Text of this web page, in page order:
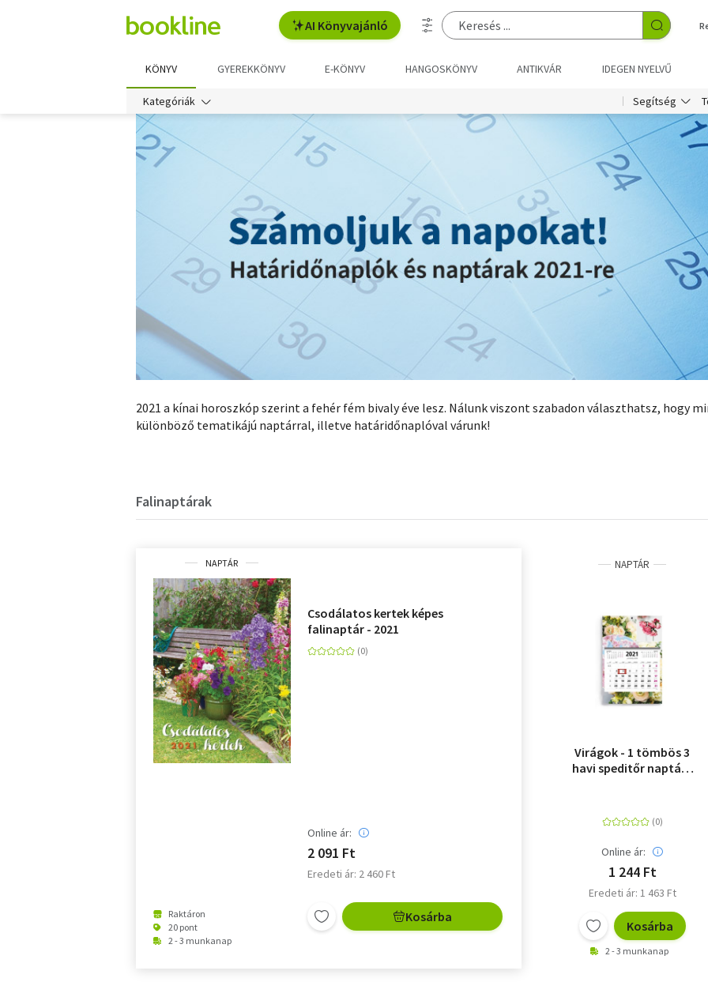
AI Könyvajánló
KÖNYV GYEREKKÖNYV E-KÖNYV HANGOSKÖNYV ANTIKVÁR IDEGEN NYELVŰ
Kategóriák Segítség
2021 a kínai horoszkóp szerint a fehér fém bivaly éve lesz. Nálunk viszont szabadon választhatsz, hogy
különböző tematikájú naptárral, illetve határidőnaplóval várunk!
Falinaptárak
NAPTÁR
Raktáron
20 pont
2 - 3 munkanap
Csodálatos kertek képes
falinaptár - 2021
Online ár:
2 091 Ft
Eredeti ár: 2 460 Ft
Kosárba
NAPTÁR
Virágok - 1 tömbös 3
havi speditőr naptár -
Online ár:
1 244 Ft
Eredeti ár: 1 463 Ft
Kosárba
2 - 3 munkanap